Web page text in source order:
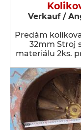
Verkauf /
Predám
32mm Stroj
materiálu 2ks.